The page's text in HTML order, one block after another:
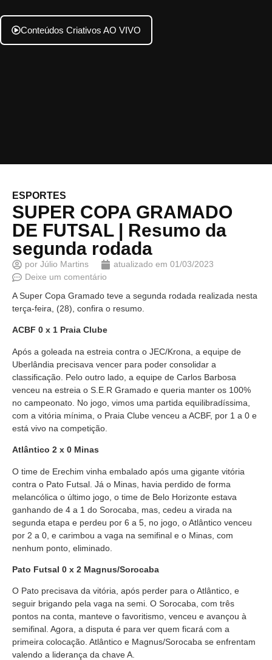
Conteúdos Criativos AO VIVO
ESPORTES
SUPER COPA GRAMADO
DE FUTSAL | Resumo da
segunda rodada
por Júlio Martins atualizado em 01/03/2023
Deixe um comentário
A Super Copa Gramado teve a segunda rodada realizada nesta
terça-feira, (28), confira o resumo.
ACBF 0 x 1 Praia Clube
Após a goleada na estreia contra o JEC/Krona, a equipe de
Uberlândia precisava vencer para poder consolidar a
classificação. Pelo outro lado, a equipe de Carlos Barbosa
venceu na estreia o S.E.R Gramado e queria manter os 100%
no campeonato. No jogo, vimos uma partida equilibradíssima,
com a vitória mínima, o Praia Clube venceu a ACBF, por 1 a 0 e
está vivo na competição.
Atlântico 2 x 0 Minas
O time de Erechim vinha embalado após uma gigante vitória
contra o Pato Futsal. Já o Minas, havia perdido de forma
melancólica o último jogo, o time de Belo Horizonte estava
ganhando de 4 a 1 do Sorocaba, mas, cedeu a virada na
segunda etapa e perdeu por 6 a 5, no jogo, o Atlântico venceu
por 2 a 0, e carimbou a vaga na semifinal e o Minas, com
nenhum ponto, eliminado.
Pato Futsal 0 x 2 Magnus/Sorocaba
O Pato precisava da vitória, após perder para o Atlântico, e
seguir brigando pela vaga na semi. O Sorocaba, com três
pontos na conta, manteve o favoritismo, venceu e avançou à
semifinal. Agora, a disputa é para ver quem ficará com a
primeira colocação. Atlântico e Magnus/Sorocaba se enfrentam
valendo a liderança da chave A.